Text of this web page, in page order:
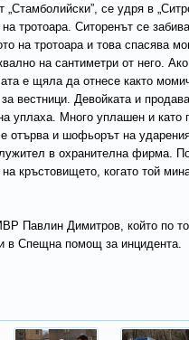
„Стамболийски”, се удря в
тротоара. Ситоренът се забива
на тротоара и това спасява
на сантиметри от него.
е щяла да отнесе както
вестници. Девойката и
уплаха. Много уплашен и като
отърва и шофьорът на
в охранителна фирма.
кръстовището, когато той
Павлин Димитров, който по
в Спещна помощ за инцидента.